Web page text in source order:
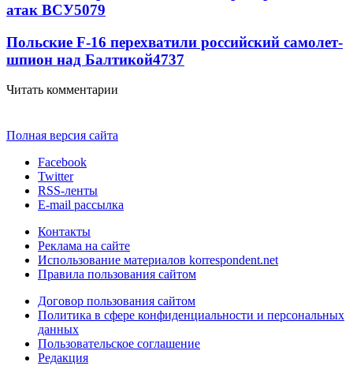
атак ВСУ5079
Польские F-16 перехватили российский самолет-
шпион над Балтикой4737
Читать комментарии
Полная версия сайта
Facebook
Twitter
RSS-ленты
E-mail рассылка
Контакты
Реклама на сайте
Использование материалов korrespondent.net
Правила пользования сайтом
Договор пользования сайтом
Политика в сфере конфиденциальности и персональных
данных
Пользовательское соглашение
Редакция